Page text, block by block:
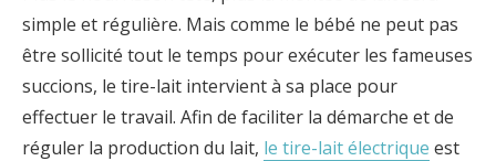
simple et régulière. Mais comme le bébé ne peut pas
être sollicité tout le temps pour exécuter les fameuses
succions, le tire-lait intervient à sa place pour
effectuer le travail. Afin de faciliter la démarche et de
réguler la production du lait, le tire-lait électrique est